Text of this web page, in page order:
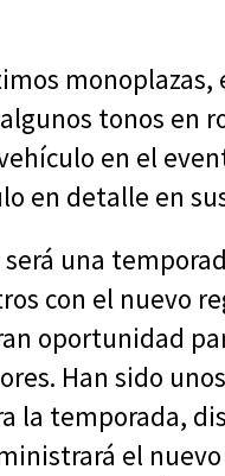
tonos en
en el
en detalle en
una
con el nuevo
oportunidad
Han sido
la temporada,
el